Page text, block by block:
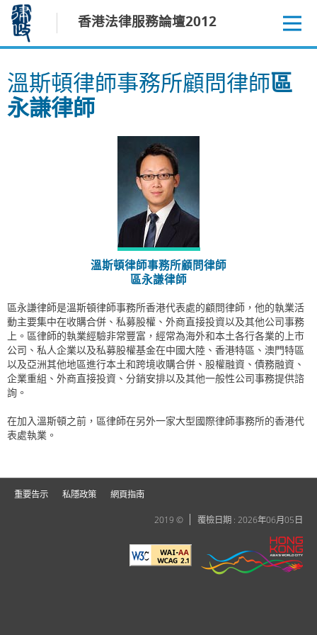
容
香港法律服務論壇2012
溫斯頓律師事務所顧問律師區
永謙律師
溫斯頓律師事務所顧問律師
區永謙律師
區永謙律師是溫斯頓律師事務所香港代表處的顧問律師，他的執業活
動主要集中在收購合併、私募股權、外商直接投資以及其他公司事務
上。區律師的執業經驗非常豐富，經常為海外和本土各行各業的上市
公司、私人企業以及私募股權基金在中國大陸、香港特區、澳門特區
以及亞洲其他地區進行本土和跨境收購合併、股權融資、債務融資、
企業重組、外商直接投資、分銷安排以及其他一般性公司事務提供諮
詢。
在加入溫斯頓之前，區律師在另外一家大型國際律師事務所的香港代
表處執業。
重要告示 私隱政策 網頁指南
2019 © 覆檢日期 : 2026年06月05日